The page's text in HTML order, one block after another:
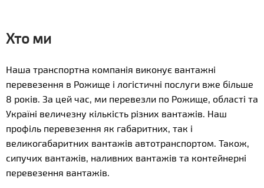
Хто ми
Наша транспортна компанія виконує вантажні
перевезення в Рожище і логістичні послуги вже більше
8 років. За цей час, ми перевезли по Рожище, області та
Україні величезну кількість різних вантажів. Наш
профіль перевезення як габаритних, так і
великогабаритних вантажів автотранспортом. Також,
сипучих вантажів, наливних вантажів та контейнерні
перевезення вантажів.